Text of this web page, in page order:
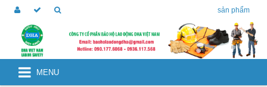
sản phẩm
MENU